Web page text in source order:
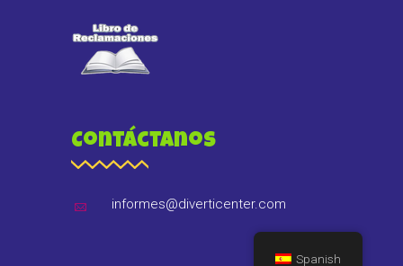
Contáctanos
informes@diverticenter.com
Spanish